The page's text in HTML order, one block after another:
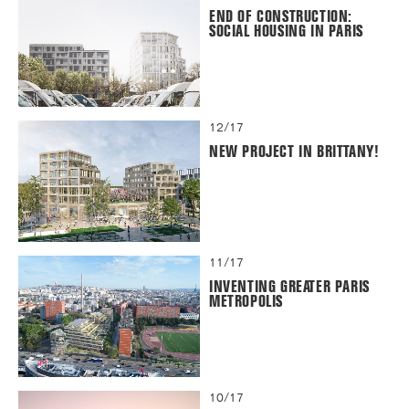
END OF CONSTRUCTION:
SOCIAL HOUSING IN PARIS
12/17
NEW PROJECT IN BRITTANY!
11/17
INVENTING GREATER PARIS
METROPOLIS
10/17